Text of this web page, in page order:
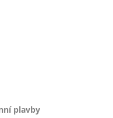
plavby